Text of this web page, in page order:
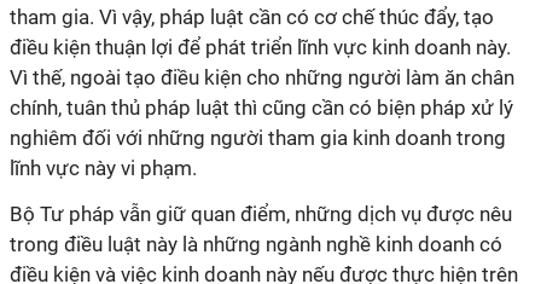
tham gia. Vì vậy, pháp luật cần có cơ chế thúc đẩy, tạo
điều kiện thuận lợi để phát triển lĩnh vực kinh doanh này.
Vì thế, ngoài tạo điều kiện cho những người làm ăn chân
chính, tuân thủ pháp luật thì cũng cần có biện pháp xử lý
nghiêm đối với những người tham gia kinh doanh trong
lĩnh vực này vi phạm.
Bộ Tư pháp vẫn giữ quan điểm, những dịch vụ được nêu
trong điều luật này là những ngành nghề kinh doanh có
điều kiện và việc kinh doanh này nếu được thực hiện trên